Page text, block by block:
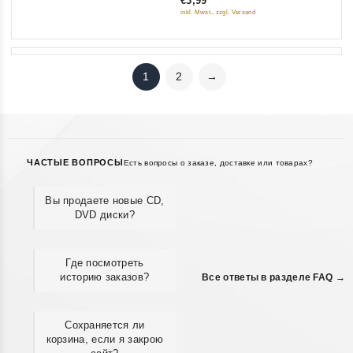
5
inkl. Mwst., zzgl. Versand
1 2 →
ЧАСТЫЕ ВОПРОСЫ Есть вопросы о заказе, доставке или товарах?
Вы продаете новые CD,
DVD диски?
Где посмотреть
историю заказов?
Сохраняется ли
корзина, если я закрою
Все ответы в разделе FAQ →